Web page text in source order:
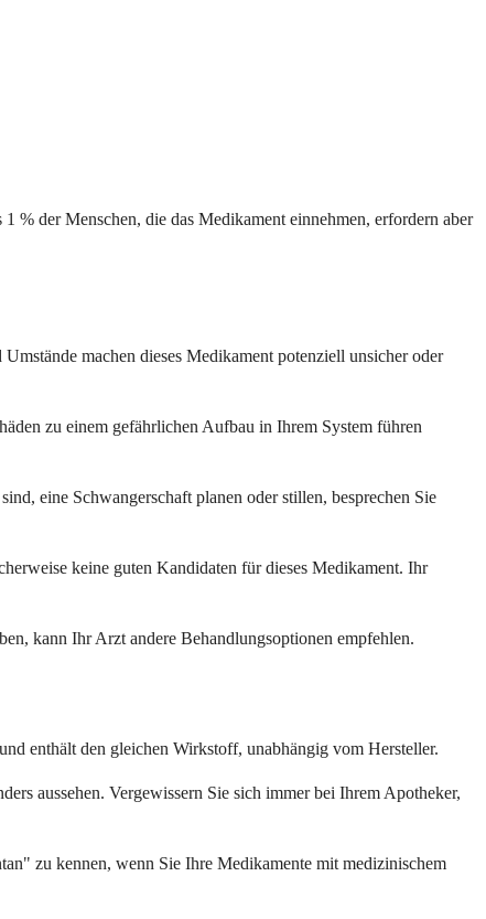
% der Menschen, die das Medikament einnehmen, erfordern aber
machen dieses Medikament potenziell unsicher oder
zu einem gefährlichen Aufbau in Ihrem System führen
eine Schwangerschaft planen oder stillen, besprechen Sie
keine guten Kandidaten für dieses Medikament. Ihr
kann Ihr Arzt andere Behandlungsoptionen empfehlen.
enthält den gleichen Wirkstoff, unabhängig vom Hersteller.
aussehen. Vergewissern Sie sich immer bei Ihrem Apotheker,
zu kennen, wenn Sie Ihre Medikamente mit medizinischem